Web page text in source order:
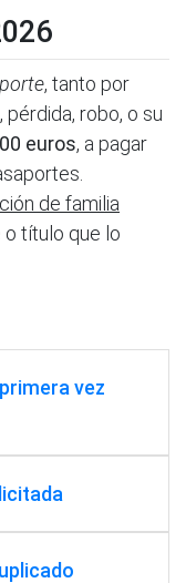
, tanto por
robo, o su
euros, a pagar
de familia
título que lo
vez